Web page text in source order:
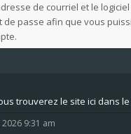
de courriel et le
de passe afin que vous
trouverez le site ici dans
9:31 am